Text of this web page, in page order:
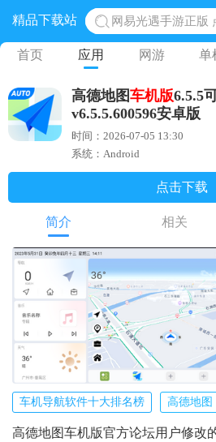
精品下载站
网易光遇手游正版
黎明觉醒生机腾
奥特曼王者传奇 正
地铁跑酷体验服国
首页 应用 网游 单
高德地图车机版6.5.5
v6.5.5.600596安卓版
时间：2026-07-05 13:30
系统：Android
点击下载
简介 相关
车机导航软件十大排名榜 高德地图
高德地图车机版官方论坛用户修改